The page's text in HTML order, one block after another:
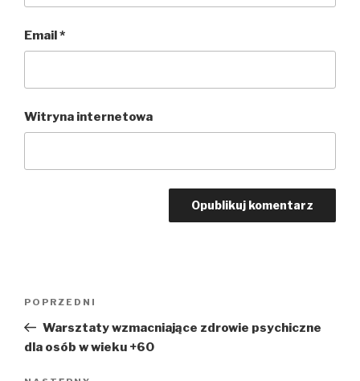
Email*
Witryna internetowa
Poprzedni
wpis
POPRZEDNI
Warsztaty wzmacniające zdrowie psychiczne
dla osób w wieku +60